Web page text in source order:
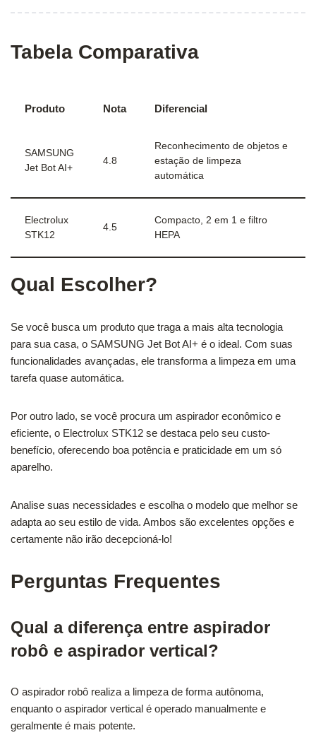
Tabela Comparativa
Produto Nota Diferencial
SAMSUNG
Jet Bot AI+
4.8
Reconhecimento de objetos e
estação de limpeza
automática
Electrolux
STK12
4.5
Compacto, 2 em 1 e filtro
HEPA
Qual Escolher?
Se você busca um produto que traga a mais alta tecnologia
para sua casa, o SAMSUNG Jet Bot AI+ é o ideal. Com suas
funcionalidades avançadas, ele transforma a limpeza em uma
tarefa quase automática.
Por outro lado, se você procura um aspirador econômico e
eficiente, o Electrolux STK12 se destaca pelo seu custo-
benefício, oferecendo boa potência e praticidade em um só
aparelho.
Analise suas necessidades e escolha o modelo que melhor se
adapta ao seu estilo de vida. Ambos são excelentes opções e
certamente não irão decepcioná-lo!
Perguntas Frequentes
Qual a diferença entre aspirador
robô e aspirador vertical?
O aspirador robô realiza a limpeza de forma autônoma,
enquanto o aspirador vertical é operado manualmente e
geralmente é mais potente.